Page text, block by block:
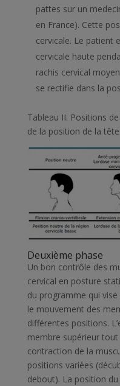
pattes sur un
en France). Cette
cervicale. Le patient
cervicale haute
rachis cervical
se rectifie dans la
Tableau II. Positions
de la position de la tête
Deuxième phase
Un bon contrôle des
cervical en posture
du programme qui
le mouvement des
différentes positions.
membre supérieur
contraction de la
positions variées
debout). La position